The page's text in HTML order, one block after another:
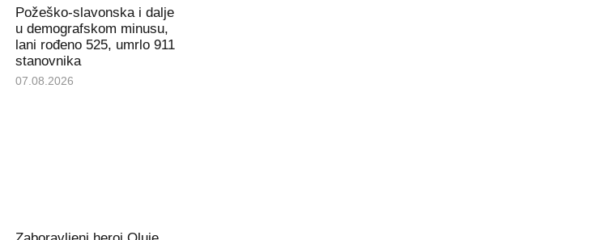
Požeško-slavonska i dalje
u demografskom minusu,
lani rođeno 525, umrlo 911
stanovnika
07.08.2026